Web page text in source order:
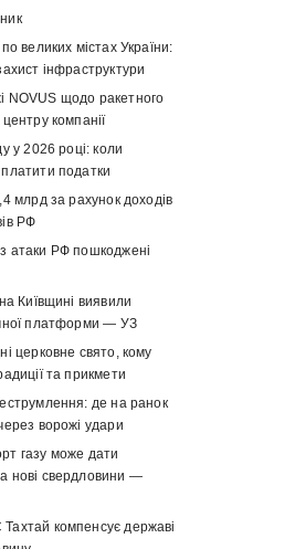
великих містах України:
інфраструктури
NOVUS щодо ракетного
компанії
у 2026 році: коли
податки
млрд за рахунок доходів
РФ
атаки РФ пошкоджені
Київщині виявили
платформи — УЗ
церковне свято, кому
та прикмети
де на ранок
ворожі удари
газу може дати
нові свердловини —
компенсує державі